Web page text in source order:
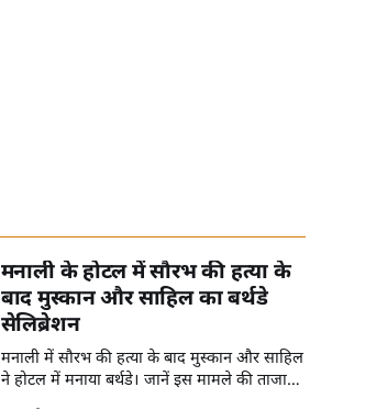
मनाली के होटल में सौरभ की हत्या के
बाद मुस्कान और साहिल का बर्थडे
सेलिब्रेशन
मनाली में सौरभ की हत्या के बाद मुस्कान और साहिल
ने होटल में मनाया बर्थडे। जानें इस मामले की ताजा
जानकारी।